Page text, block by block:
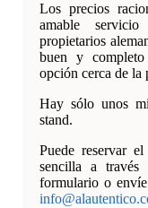
Los precios
amable
propietarios
buen y completo
opción cerca de la
Hay sólo unos
stand.
Puede reservar
sencilla a través
formulario o